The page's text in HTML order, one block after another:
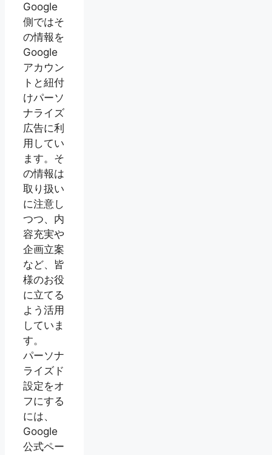
Google
側ではそ
の情報を
Google
アカウン
トと紐付
けパーソ
ナライズ
広告に利
用してい
ます。そ
の情報は
取り扱い
に注意し
つつ、内
容充実や
企画立案
など、皆
様のお役
に立てる
よう活用
していま
す。
パーソナ
ライズド
設定をオ
フにする
には、
Google
公式ペー